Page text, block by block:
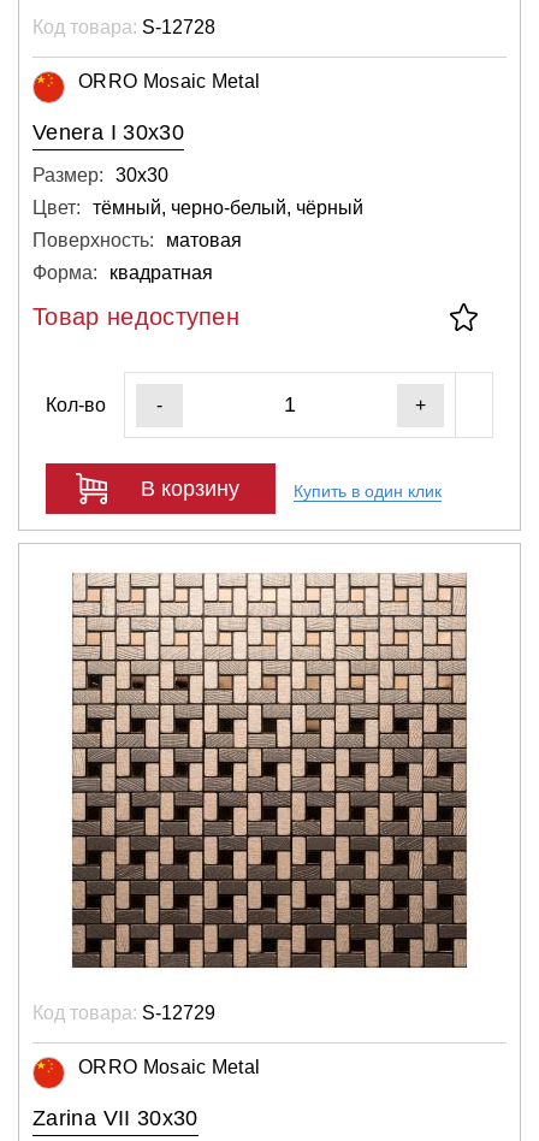
Код товара: S-12728
ORRO Mosaic Metal
Venera I 30x30
Размер:
30х30
Цвет:
тёмный, черно-белый, чёрный
Поверхность:
матовая
Форма:
квадратная
Товар недоступен
Кол-во - +
В корзину Купить в один клик
Код товара: S-12729
ORRO Mosaic Metal
Zarina VII 30x30